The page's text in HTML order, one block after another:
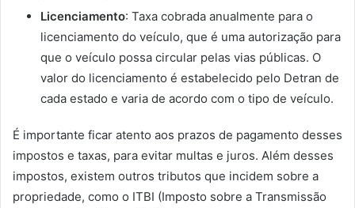
Licenciamento: Taxa cobrada anualmente para o
licenciamento do veículo, que é uma autorização para
que o veículo possa circular pelas vias públicas. O
valor do licenciamento é estabelecido pelo Detran de
cada estado e varia de acordo com o tipo de veículo.
É importante ficar atento aos prazos de pagamento desses
impostos e taxas, para evitar multas e juros. Além desses
impostos, existem outros tributos que incidem sobre a
propriedade, como o ITBI (Imposto sobre a Transmissão